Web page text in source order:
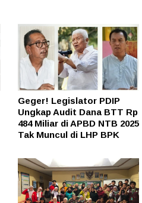
Geger! Legislator PDIP
Ungkap Audit Dana BTT Rp
484 Miliar di APBD NTB 2025
Tak Muncul di LHP BPK